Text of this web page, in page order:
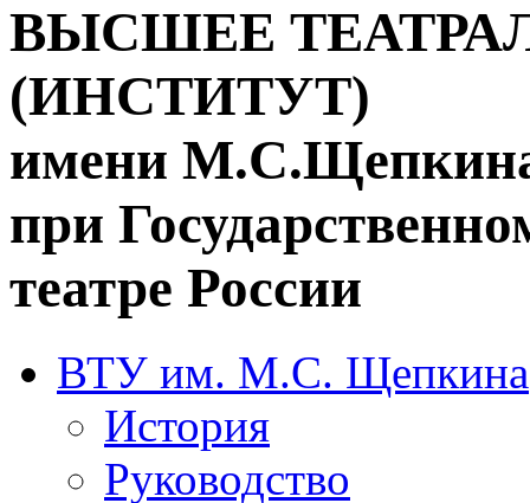
ВЫСШЕЕ
(ИНСТИТУТ)
имени
при
театре России
ВТУ им. М.С. Щепкина
История
Руководство